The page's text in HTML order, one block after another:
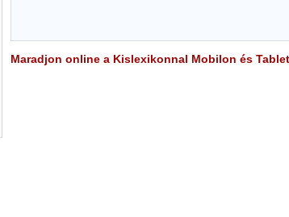
Maradjon online a Kislexikonnal Mobilon és